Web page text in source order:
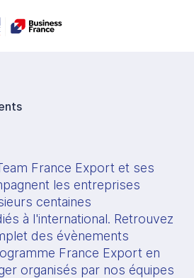
France Export et ses
les entreprises
centaines
à l'international. Retrouvez
des évènements
France Export en
organisés par nos équipes